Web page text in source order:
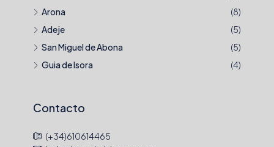
Arona
(8)
Adeje
(5)
San Miguel de Abona
(5)
Guia de Isora
(4)
Contacto
(+34)610614465